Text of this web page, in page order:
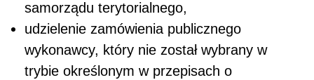
samorządu terytorialnego,
udzielenie zamówienia publicznego
wykonawcy, który nie został wybrany w
trybie określonym w przepisach o